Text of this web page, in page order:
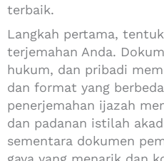
terbaik.
Langkah pertama,
terjemahan Anda.
hukum, dan pribadi
dan format yang
penerjemahan ijazah
dan padanan istilah
sementara dokumen